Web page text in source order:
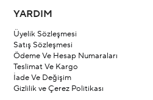
YARDIM
Üyelik Sözleşmesi
Satış Sözleşmesi
Ödeme Ve Hesap Numaraları
Teslimat Ve Kargo
İade Ve Değişim
Gizlilik ve Çerez Politikası